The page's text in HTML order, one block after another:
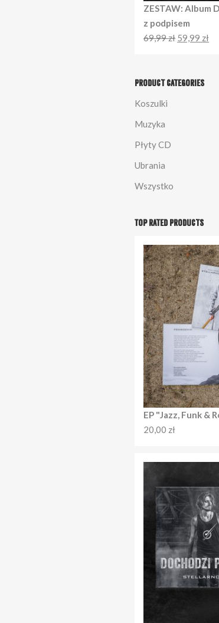
ZESTAW: Album
z podpisem
69,99zł 59,99 zł
Product Categories
Koszulki
Muzyka
Płyty CD
Ubrania
Wszystko
Top Rated Products
EP "Jazz, Funk &
20,00 zł